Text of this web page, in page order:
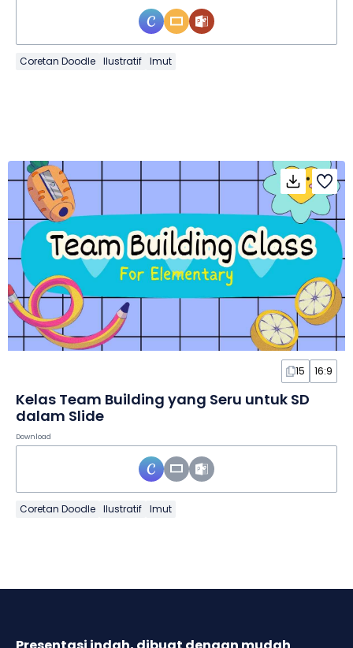
Coretan Doodle Ilustratif Imut
15 16:9
Kelas Team Building yang Seru untuk SD
dalam Slide
Download
Coretan Doodle Ilustratif Imut